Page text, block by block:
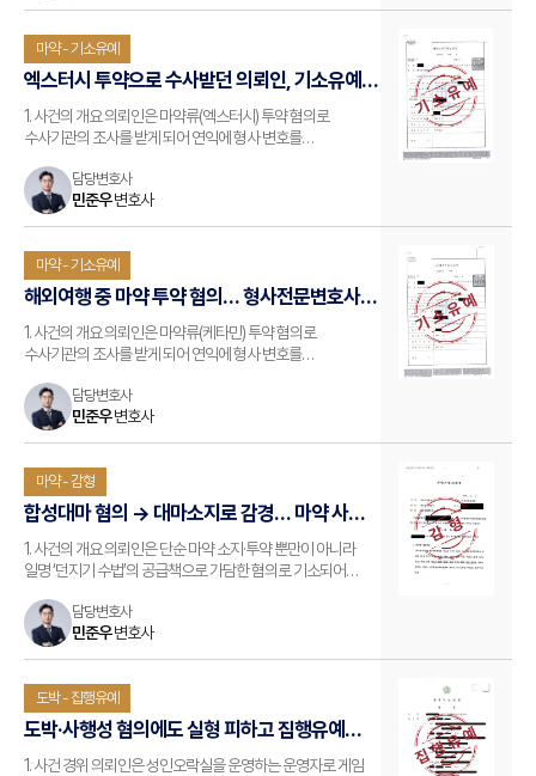
마약 - 기소유예
엑스터시 투약으로 수사받던 의뢰인, 기소유예로
직장과 미래 지켜낸 사례
1. 사건의 개요 의뢰인은 마약류(엑스터시) 투약 혐의로
수사기관의 조사를 받게 되어 연익에 형사 변호를
변호사는 대한변호사협회 형사전문변호사로 등록하여
활동하고 있고, 마약범죄, 교통범죄, 성범죄 등 다양한 유형의
형사 사건에 관하여 무죄, 무혐의, 기소유예 등 성공적…
담당변호사
민준우변호사
마약 - 기소유예
해외여행 중 마약 투약 혐의… 형사전문변호사
조력으로 기소유예
1. 사건의 개요 의뢰인은 마약류(케타민) 투약 혐의로
수사기관의 조사를 받게 되어 연익에 형사 변호를
변호사는 대한변호사협회 형사전문변호사로 등록하여
활동하고 있고, 교통범죄, 성범죄, 마약범죄 등 다양한 유형의
형사 사건에 관하여 무죄, 무혐의, 기소유예 등 성공적…
담당변호사
민준우변호사
마약 - 감형
합성대마 혐의 → 대마소지로 감경… 마약 사건
공소장 변경 감형 성공 사례
1. 사건의 개요 의뢰인은 단순 마약 소지·투약 뿐만이 아니라
일명 ‘던지기 수법’의 공급책으로 가담한 혐의로 기소되어
의뢰인의 혐의에 대한 증거를 명백하게 확보하고 있는 상태라
의뢰인 본인과 가족들까지 혐의에 대하여 다툴 여지가 없다고
생각하고 중형을 예상하고 있었…
담당변호사
민준우변호사
도박 - 집행유예
도박·사행성 혐의에도 실형 피하고 집행유예
선고 이끌어낸 전략
1. 사건 경위 의뢰인은 성인오락실을 운영하는 운영자로 게임